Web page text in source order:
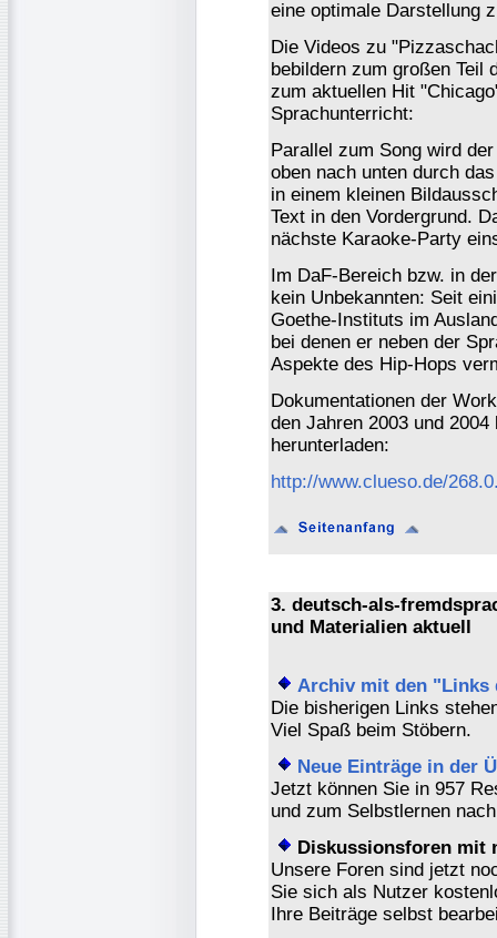
eine optimale Darstellung
Die Videos zu
bebildern zum großen Teil
zum aktuellen Hit
Sprachunterricht:
Parallel zum Song wird
oben nach unten durch
in einem kleinen
Text in den Vordergrund.
nächste Karaoke-Party
Im DaF-Bereich bzw. in
kein Unbekannten: Seit
Goethe-Instituts im
bei denen er neben der
Aspekte des Hip-Hops
Dokumentationen der
den Jahren 2003 und
herunterladen:
http://www.clueso.de/
3. deutsch-als-
und Materialien aktuell
Archiv mit den "Links
Die bisherigen Links
Viel Spaß beim Stöbern.
Neue Einträge in der
Jetzt können Sie in 957
und zum Selbstlernen
Diskussionsforen mit
Unsere Foren sind jetzt
Sie sich als Nutzer
Ihre Beiträge selbst